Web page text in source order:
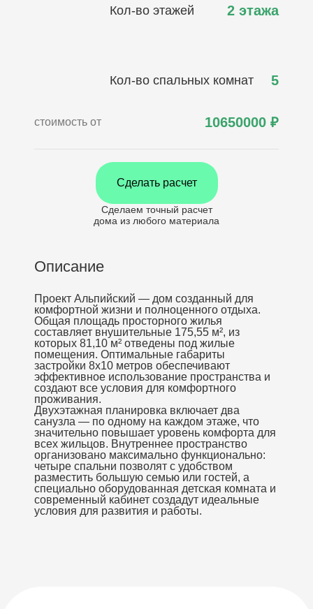
Кол-во этажей 2 этажа
Кол-во спальных комнат 5
стоимость от 10650000 ₽
Сделать расчет
Сделаем точный расчет
дома из любого материала
Описание
Проект Альпийский — дом созданный для
комфортной жизни и полноценного отдыха.
Общая площадь просторного жилья
составляет внушительные 175,55 м², из
которых 81,10 м² отведены под жилые
помещения. Оптимальные габариты
застройки 8х10 метров обеспечивают
эффективное использование пространства и
создают все условия для комфортного
проживания.
Двухэтажная планировка включает два
санузла — по одному на каждом этаже, что
значительно повышает уровень комфорта для
всех жильцов. Внутреннее пространство
организовано максимально функционально:
четыре спальни позволят с удобством
разместить большую семью или гостей, а
специально оборудованная детская комната и
современный кабинет создадут идеальные
условия для развития и работы.